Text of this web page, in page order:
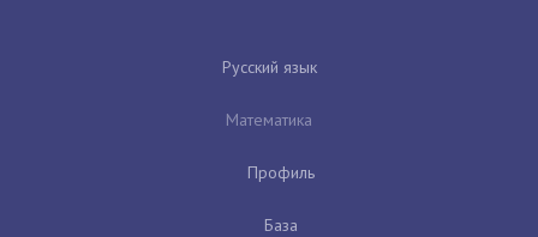
Русский язык
Математика
Профиль
База